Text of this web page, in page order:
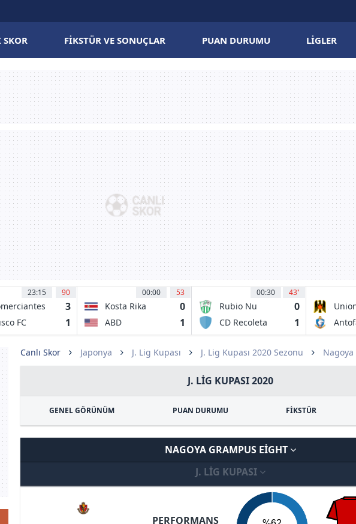
SKOR FIKSTÜR VE SONUÇLAR PUAN DURUMU LIGLER
23:15 90
3
FC 1
00:00 53
Kosta Rika 0
ABD 1
00:30 43'
Rubio Nu 0
CD Recoleta 1
Canlı Skor Japonya J. Lig Kupası J. Lig Kupası 2020 Sezonu
J. LIG KUPASI 2020
GENEL GÖRÜNÜM PUAN DURUMU FİKSTÜR
NAGOYA GRAMPUS EIGHT
J. LIG KUPASI
PERFORMANS